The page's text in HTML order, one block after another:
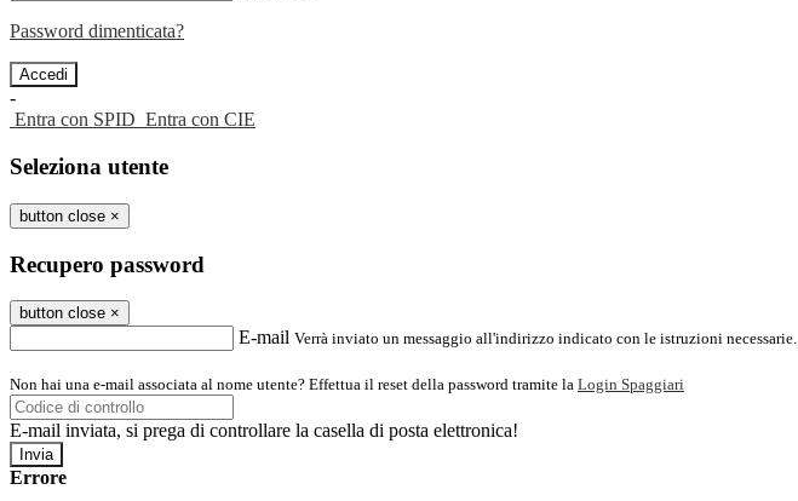
Password dimenticata?
-
Entra con SPID Entra con CIE
Seleziona utente
button close ×
Recupero password
button close ×
E-mail Verrà inviato un messaggio all'indirizzo indicato con le istruzioni necessarie.
Non hai una e-mail associata al nome utente? Effettua il reset della password tramite la Login Spaggiari
E-mail inviata, si prega di controllare la casella di posta elettronica!
Errore